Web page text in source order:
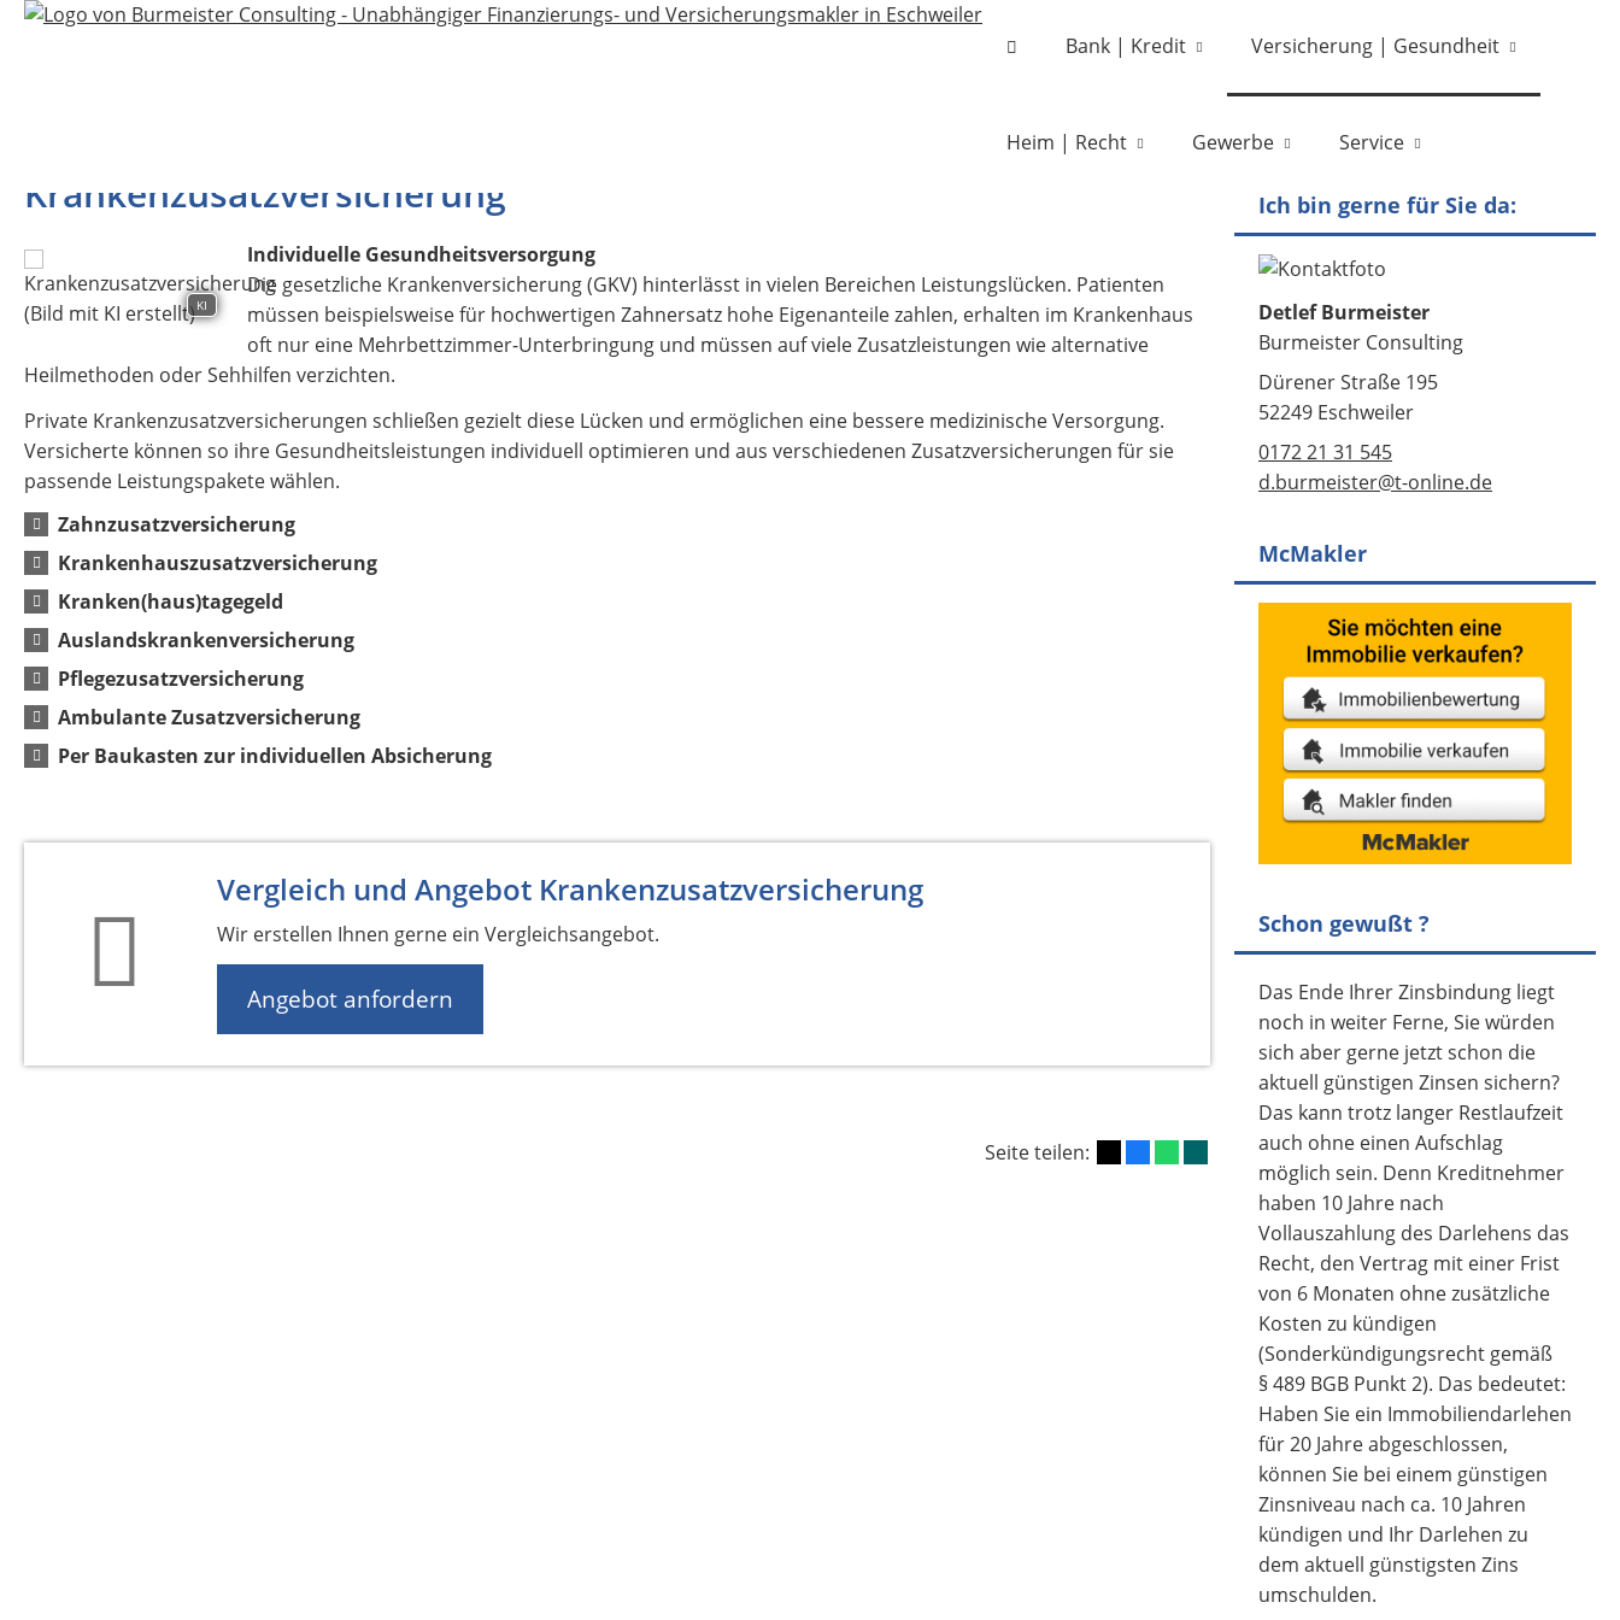
Bank | Kredit Versicherung | Gesundheit
Heim | Recht Gewerbe Service
Ich bin gerne für Sie da:
Detlef Burmeister
Burmeister Consulting
Dürener Straße 195
52249 Eschweiler
0172 21 31 545
d.burmeister@t-online.de
McMakler
Schon gewußt ?
Das Ende Ihrer Zinsbindung liegt
noch in weiter Ferne, Sie würden
sich aber gerne jetzt schon die
aktuell günstigen Zinsen sichern?
Das kann trotz langer Restlaufzeit
auch ohne einen Aufschlag
möglich sein. Denn Kreditnehmer
haben 10 Jahre nach
Vollauszahlung des Darlehens das
Recht, den Vertrag mit einer Frist
von 6 Monaten ohne zusätzliche
Kosten zu kündigen
(Sonderkündigungsrecht gemäß
§ 489 BGB Punkt 2). Das bedeutet:
Haben Sie ein Immobiliendarlehen
für 20 Jahre abgeschlossen,
können Sie bei einem günstigen
Zinsniveau nach ca. 10 Jahren
kündigen und Ihr Darlehen zu
dem aktuell günstigsten Zins
umschulden.
Krankenzusatzversicherung
KI
Individuelle Gesundheitsversorgung
Die gesetzliche Krankenversicherung (GKV) hinterlässt in vielen Bereichen Leistungslücken. Patienten
müssen beispielsweise für hochwertigen Zahnersatz hohe Eigenanteile zahlen, erhalten im Krankenhaus
oft nur eine Mehrbettzimmer-Unterbringung und müssen auf viele Zusatzleistungen wie alternative
Heilmethoden oder Sehhilfen verzichten.
Private Krankenzusatzversicherungen schließen gezielt diese Lücken und ermöglichen eine bessere medizinische Versorgung.
Versicherte können so ihre Gesundheitsleistungen individuell optimieren und aus verschiedenen Zusatzversicherungen für sie
passende Leistungspakete wählen.
Zahnzusatzversicherung
Krankenhauszusatzversicherung
Kranken(haus)tagegeld
Auslandskrankenversicherung
Pflegezusatzversicherung
Ambulante Zusatzversicherung
Per Baukasten zur individuellen Absicherung
Vergleich und Angebot Krankenzusatzversicherung
Wir erstellen Ihnen gerne ein Vergleichsangebot.
Angebot anfordern
Seite teilen: